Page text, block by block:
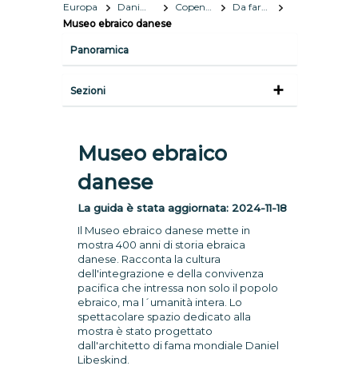
Europa Danimarca Copenhagen
Da fare e da vedere
Museo ebraico danese
Panoramica
Sezioni
Museo ebraico
danese
La guida è stata aggiornata: 2024-11-18
Il Museo ebraico danese mette in
mostra 400 anni di storia ebraica
danese. Racconta la cultura
dell'integrazione e della convivenza
pacifica che intressa non solo il popolo
ebraico, ma l´umanità intera. Lo
spettacolare spazio dedicato alla
mostra è stato progettato
dall'architetto di fama mondiale Daniel
Libeskind.